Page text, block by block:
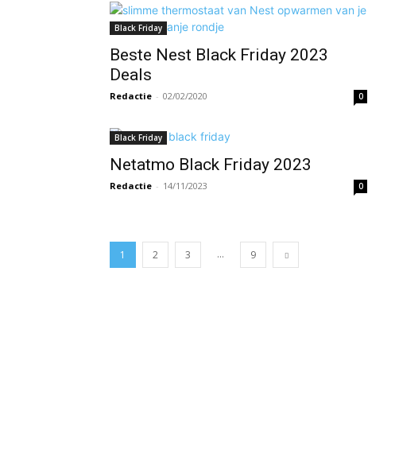
Black Friday
Beste Nest Black Friday 2023
Deals
Redactie - 02/02/2020 0
Black Friday
Netatmo Black Friday 2023
Redactie - 14/11/2023 0
1 2 3 ... 9